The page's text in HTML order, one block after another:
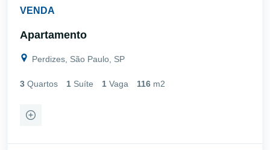
VENDA
Apartamento
Perdizes, São Paulo, SP
3 Quartos 1 Suíte 1 Vaga 116 m2